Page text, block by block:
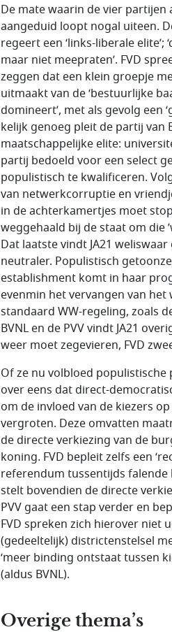
De mate waarin de vier
aangeduid loopt nogal uiteen.
regeert een ‘links-liberale
maar niet meepraten’. FVD
zeggen dat een klein groepje
uitmaakt van de ‘bestuurlijke
domineert’, met als gevolg een
kelijk genoeg pleit de partij van
maatschappelijke elite:
partij bedoeld voor een select
populistisch te kwalificeren.
van netwerkcorruptie en
in de achter­kamertjes moet
weggehaald bij de staat om die
Dat laatste vindt JA21
neutraler. Populistisch
establishment komt in haar
evenmin het vervangen van
standaard WW-regeling, zoals
BVNL en de PVV vindt JA21
weer moet zegevieren, FVD
Of ze nu volbloed
over eens dat direct-
om de invloed van de kiezers
vergroten. Deze omvatten
de directe verkiezing van de
koning. FVD bepleit zelfs een ‘
referendum tussentijds falende
stelt bovendien de directe
PVV gaat een stap verder en
FVD spreken zich hierover niet
(gedeeltelijk) districtenstelsel
‘meer binding ontstaat tussen
(aldus BVNL).
Overige thema’s